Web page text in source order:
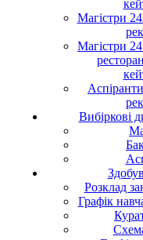
Магістри
Магістри
Вибіркові
Розклад
Графік